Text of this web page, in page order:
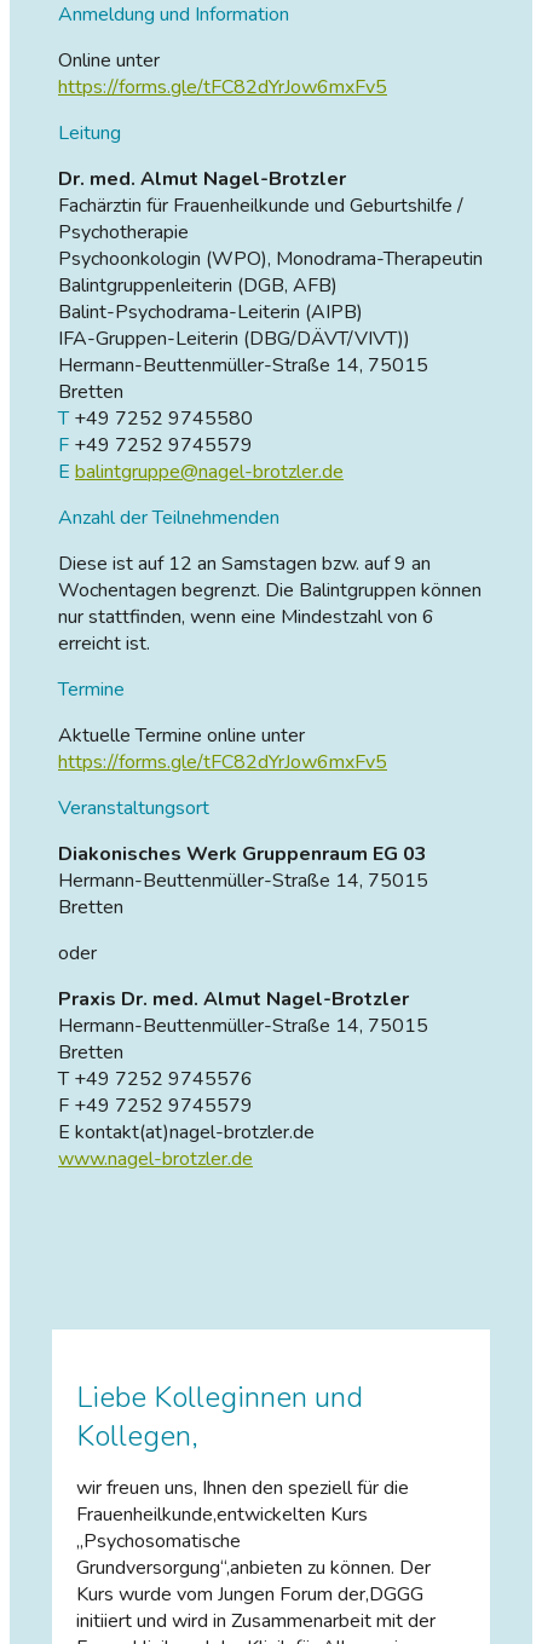
Anmeldung und Information
Online unter
https://forms.gle/tFC82dYrJow6mxFv5
Leitung
Dr. med. Almut Nagel-Brotzler
Fachärztin für Frauenheilkunde und Geburtshilfe /
Psychotherapie
Psychoonkologin (WPO), Monodrama-Therapeutin
Balintgruppenleiterin (DGB, AFB)
Balint-Psychodrama-Leiterin (AIPB)
IFA-Gruppen-Leiterin (DBG/DÄVT/VIVT))
Hermann-Beuttenmüller-Straße 14, 75015
Bretten
T+49 7252 9745580
F +49 7252 9745579
E balintgruppe@nagel-brotzler.de
Anzahl der Teilnehmenden
Diese ist auf 12 an Samstagen bzw. auf 9 an
Wochentagen begrenzt. Die Balintgruppen können
nur stattfinden, wenn eine Mindestzahl von 6
erreicht ist.
Termine
Aktuelle Termine online unter
https://forms.gle/tFC82dYrJow6mxFv5
Veranstaltungsort
Diakonisches Werk Gruppenraum EG 03
Hermann-Beuttenmüller-Straße 14, 75015
Bretten
oder
Praxis Dr. med. Almut Nagel-Brotzler
Hermann-Beuttenmüller-Straße 14, 75015
Bretten
T +49 7252 9745576
F +49 7252 9745579
E kontakt(at)nagel-brotzler.de
www.nagel-brotzler.de
Liebe Kolleginnen und
Kollegen,
wir freuen uns, Ihnen den speziell für die
Frauenheilkunde,entwickelten Kurs
„Psychosomatische
Grundversorgung“,anbieten zu können. Der
Kurs wurde vom Jungen Forum der,DGGG
initiiert und wird in Zusammenarbeit mit der